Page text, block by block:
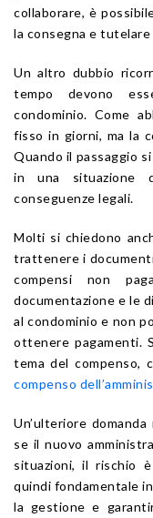
collaborare, è
la consegna e
Un altro dubbio
tempo devono
condominio. Come
fisso in giorni, ma la
Quando il passaggio
in una situazione
conseguenze legali.
Molti si chiedono
trattenere i
compensi non
documentazione e le
al condominio e non
ottenere pagamenti.
tema del compenso,
compenso
Un’ulteriore
se il nuovo
situazioni, il rischio
quindi fondamentale
la gestione e